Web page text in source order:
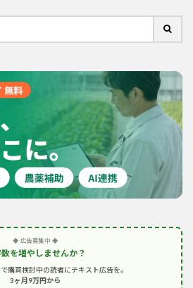
◆ 広告募集中 ◆
を増やしませんか？
購買検討中の読者にテキスト広告を。
3ヶ月9万円から